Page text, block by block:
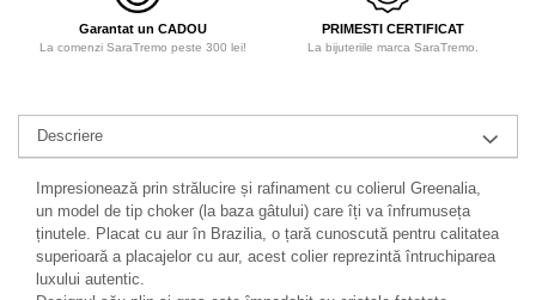
Garantat un CADOU
La comenzi SaraTremo peste 300 lei!
PRIMESTI CERTIFICAT
La bijuteriile marca SaraTremo.
Descriere
Impresionează prin strălucire și rafinament cu colierul Greenalia,
un model de tip choker (la baza gâtului) care îți va înfrumuseța
ținutele. Placat cu aur în Brazilia, o țară cunoscută pentru calitatea
superioară a placajelor cu aur, acest colier reprezintă întruchiparea
luxului autentic.